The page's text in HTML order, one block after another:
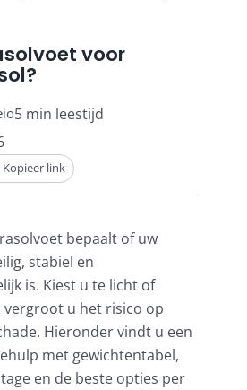
voor
5 min leestijd
Kopieer link
bepaalt of uw
stabiel en
is. Kiest u te licht of
vergroot u het risico op
Hieronder vindt u een
met gewichtentabel,
en de beste opties per